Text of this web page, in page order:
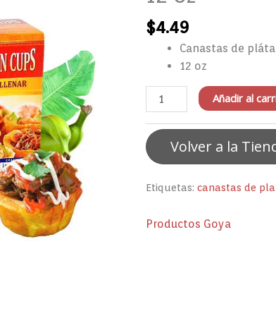
$4.49
Canastas de
12 oz
12
cantidad
Añadir al
Volver a la
Etiquetas:canastas de
Productos Goya